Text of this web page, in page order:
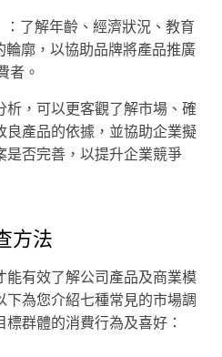
了解年齡、經濟狀況、教育
輪廓，以協助品牌將產品推廣
者。
析，可以更客觀了解市場、確
良產品的依據，並協助企業擬
是否完善，以提升企業競爭
方法
能有效了解公司產品及商業模
下為您介紹七種常見的市場調
群體的消費行為及喜好：